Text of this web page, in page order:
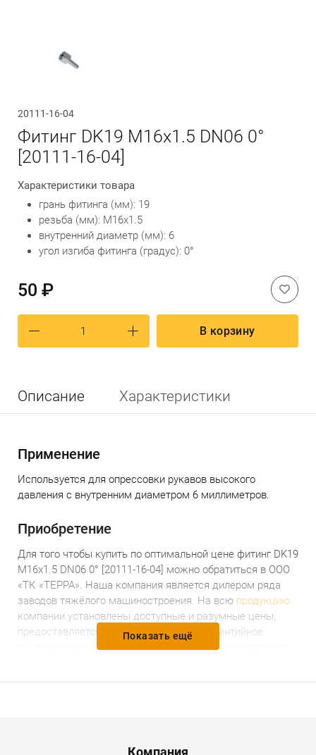
20111-16-04
Фитинг DK19 М16x1.5 DN06 0°
[20111-16-04]
Характеристики товара
грань фитинга (мм): 19
резьба (мм): М16x1.5
внутренний диаметр (мм): 6
угол изгиба фитинга (градус): 0°
50 ₽
В корзину
Описание Характеристики
Применение
Используется для опрессовки рукавов высокого
давления с внутренним диаметром 6 миллиметров.
Приобретение
Для того чтобы купить по оптимальной цене фитинг DK19
М16x1.5 DN06 0° [20111-16-04] можно обратиться в ООО
«ТК «ТЕРРА». Наша компания является дилером ряда
заводов тяжёлого машиностроения. На всю продукцию
компании установлены доступные и разумные цены,
предоставляется гарантийное и послегарантийное
обслуживание. Уточнить дополнительную информацию
Показать ещё
Компания